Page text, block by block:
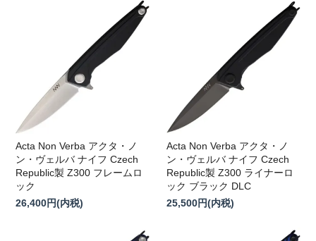
Acta Non Verba アクタ・ノ
ン・ヴェルバ ナイフ Czech
Republic製 Z300 フレームロ
ック
26,400円(内税)
Acta Non Verba アクタ・ノ
ン・ヴェルバ ナイフ Czech
Republic製 Z300 ライナーロ
ック ブラック DLC
25,500円(内税)